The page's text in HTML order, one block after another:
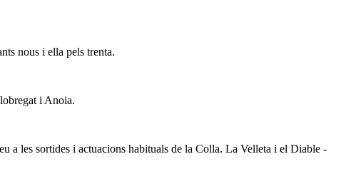
nous i ella pels trenta.
i Anoia.
a les sortides i actuacions habituals de la Colla. La Velleta i el Diable -